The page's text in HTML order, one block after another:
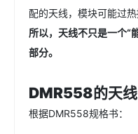
配的天线，模块可能过热
所以，天线不只是一个“
部分。
DMR558的天
根据DMR558规格书：